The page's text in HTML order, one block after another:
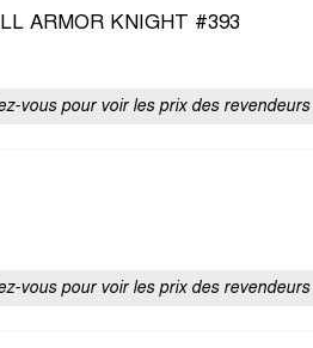
ARMOR KNIGHT #393
vous pour voir les prix des revendeurs
vous pour voir les prix des revendeurs